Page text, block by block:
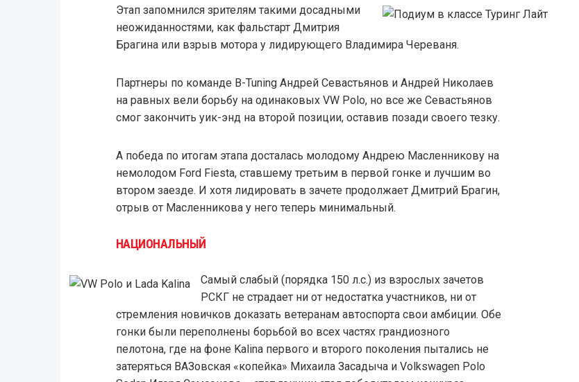
Этап запомнился зрителям такими досадными
неожиданностями, как фальстарт Дмитрия
Брагина или взрыв мотора у лидирующего Владимира Череваня.
Партнеры по команде B-Tuning Андрей Севастьянов и Андрей Николаев
на равных вели борьбу на одинаковых VW Polo, но все же Севастьянов
смог закончить уик-энд на второй позиции, оставив позади своего тезку.
А победа по итогам этапа досталась молодому Андрею Масленникову на
немолодом Ford Fiesta, ставшему третьим в первой гонке и лучшим во
втором заезде. И хотя лидировать в зачете продолжает Дмитрий Брагин,
отрыв от Масленникова у него теперь минимальный.
НАЦИОНАЛЬНЫЙ
Самый слабый (порядка 150 л.с.) из взрослых зачетов
РСКГ не страдает ни от недостатка участников, ни от
стремления новичков доказать ветеранам автоспорта свои амбиции. Обе
гонки были переполнены борьбой во всех частях грандиозного
пелотона, где на фоне Kalina первого и второго поколения пытались не
затеряться ВАЗовская «копейка» Михаила Засадыча и Volkswagen Polo